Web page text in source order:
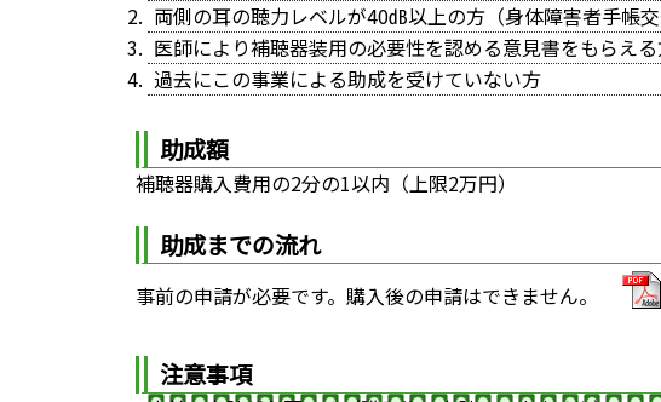
両側の耳の聴力レベルが40㏈以上の方（身体障害者手帳交
医師により補聴器装用の必要性を認める意見書をもらえ
過去にこの事業による助成を受けていない方
助成額
補聴器購入費用の2分の1以内（上限2万円）
助成までの流れ
事前の申請が必要です。購入後の申請はできません。
注意事項